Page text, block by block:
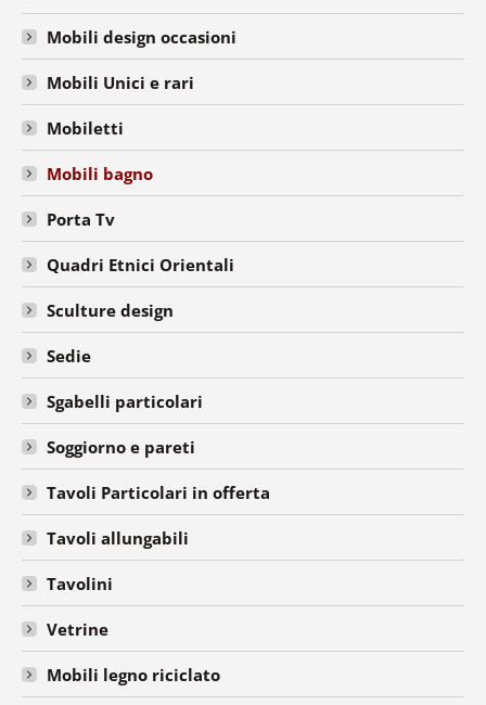
Mobili design occasioni
Mobili Unici e rari
Mobiletti
Mobili bagno
Porta Tv
Quadri Etnici Orientali
Sculture design
Sedie
Sgabelli particolari
Soggiorno e pareti
Tavoli Particolari in offerta
Tavoli allungabili
Tavolini
Vetrine
Mobili legno riciclato